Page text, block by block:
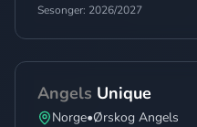
Sesonger: 2026/2027
Angels Unique
Norge•Ørskog Angels